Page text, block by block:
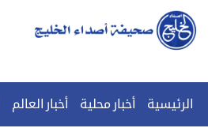
الرئيسية أخبار محلية أخبار العالم